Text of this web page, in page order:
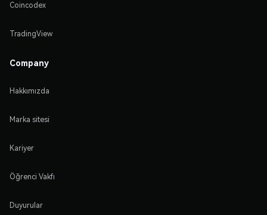
Coincodex
TradingView
Company
Hakkımızda
Marka sitesi
Kariyer
Öğrenci Vakfı
Duyurular